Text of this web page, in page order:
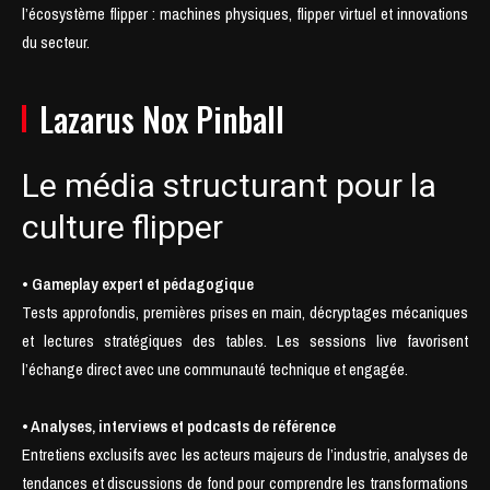
l’écosystème flipper : machines physiques, flipper virtuel et innovations
du secteur.
Lazarus Nox Pinball
Le média structurant pour la
culture flipper
• Gameplay expert et pédagogique
Tests approfondis, premières prises en main, décryptages mécaniques
et lectures stratégiques des tables. Les sessions live favorisent
l’échange direct avec une communauté technique et engagée.
• Analyses, interviews et podcasts de référence
Entretiens exclusifs avec les acteurs majeurs de l’industrie, analyses de
tendances et discussions de fond pour comprendre les transformations